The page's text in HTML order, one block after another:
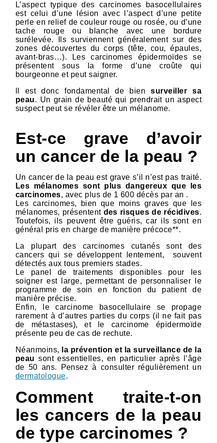
L’aspect typique des carcinomes basocellulaires
est celui d’une lésion avec l’aspect d’une petite
perle en relief de couleur rouge ou rosée, ou d’une
tache rouge ou blanche avec une bordure
surélevée. Ils surviennent généralement sur des
zones découvertes du corps (tête, cou, épaules,
avant-bras…). Les carcinomes épidermoïdes se
présentent sous la forme d’une croûte qui
bourgeonne et peut saigner.
ll est donc fondamental de biensurveiller sa
peau. Un grain de beauté qui prendrait un aspect
suspect peut se révéler être un mélanome.
Est-ce grave d’avoir
un cancer de la peau ?
Un cancer de la peau est grave s’il n’est pas traité.
Les mélanomes sont plus dangereux que les
carcinomes, avec plus de 1 600 décès par an .
Les carcinomes, bien que moins graves que les
mélanomes, présentent des risques de récidives.
Toutefois, ils peuvent être guéris, car ils sont en
général pris en charge de manière précoce**.
La plupart des carcinomes cutanés sont des
cancers qui se développent lentement, souvent
détectés aux tous premiers stades.
Le panel de traitements disponibles pour les
soigner est large, permettant de personnaliser le
programme de soin en fonction du patient de
manière précise.
Enfin, le carcinome basocellulaire se propage
rarement à d’autres parties du corps (il ne fait pas
de métastases), et le carcinome épidermoïde
présente peu de cas de rechute.
Néanmoins,
la prévention et la surveillance de la
peau sont essentielles, en particulier après l’âge
de 50 ans. Pensez à consulter régulièrement un
dermatologue.
Comment traite-t-on
les cancers de la peau
de type carcinomes ?